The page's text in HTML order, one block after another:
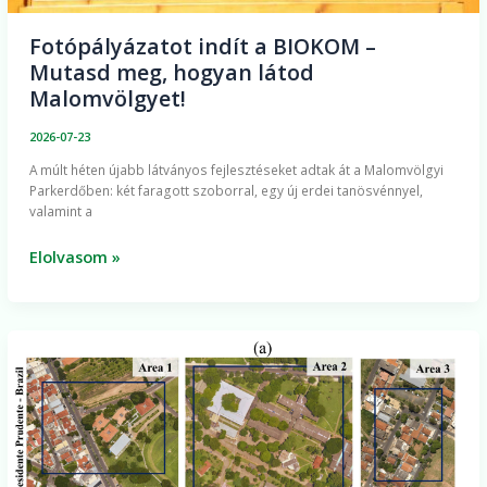
Fotópályázatot indít a BIOKOM –
Mutasd meg, hogyan látod
Malomvölgyet!
2026-07-23
A múlt héten újabb látványos fejlesztéseket adtak át a Malomvölgyi
Parkerdőben: két faragott szoborral, egy új erdei tanösvénnyel,
valamint a
Elolvasom »
generációs
lézeres
technológia
reformálhatja
meg